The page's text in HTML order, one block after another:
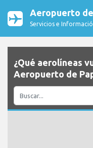
Aeropuerto
Servicios e
¿Qué aerolíneas
Aeropuerto de